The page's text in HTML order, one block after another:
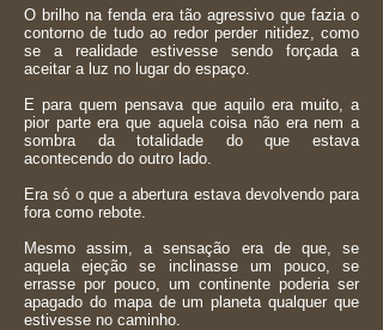
O brilho na fenda era tão agressivo que fazia o
contorno de tudo ao redor perder nitidez, como
se a realidade estivesse sendo forçada a
aceitar a luz no lugar do espaço.
E para quem pensava que aquilo era muito, a
pior parte era que aquela coisa não era nem a
sombra da totalidade do que estava
acontecendo do outro lado.
Era só o que a abertura estava devolvendo para
fora como rebote.
Mesmo assim, a sensação era de que, se
aquela ejeção se inclinasse um pouco, se
errasse por pouco, um continente poderia ser
apagado do mapa de um planeta qualquer que
estivesse no caminho.